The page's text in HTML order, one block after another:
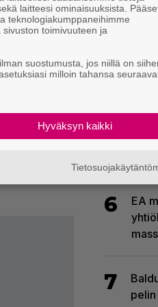
-
että
moodiin, ja
kun
the
Mr.
4
–
6
EA
7
laitteesi ominaisuuksista.
teknologiakumppaneihimme
toimivuuteen ja
suostumusta, jos niillä on
milloin tahansa
Hyväksyn kaikki